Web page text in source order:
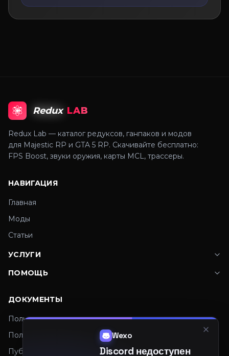
Redux LAB
Redux Lab — каталог редуксов, ганпаков и модов
для Majestic RP и GTA 5 RP. Скачивайте бесплатно:
FPS Boost, звуки оружия, карты MCL, трассеры.
НАВИГАЦИЯ
Главная
Моды
Статьи
УСЛУГИ
ПОМОЩЬ
ДОКУМЕНТЫ
Пользовательское соглашение
Политика конфиденциальности
Публичная оферта
Wexo
Discord недоступен